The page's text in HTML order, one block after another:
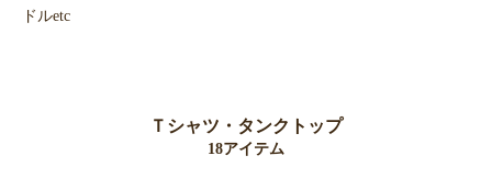
ドルetc
Ｔシャツ・タンクトップ
18アイテム